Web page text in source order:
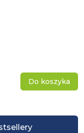
Do koszyka